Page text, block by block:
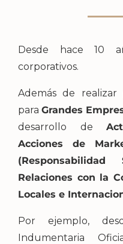
Desde hace 10
corporativos.
Además de realizar
paraGrandes
desarrollo de
Acciones de
(Responsabilidad
Relaciones con la
Locales e
Por ejemplo,
Indumentaria